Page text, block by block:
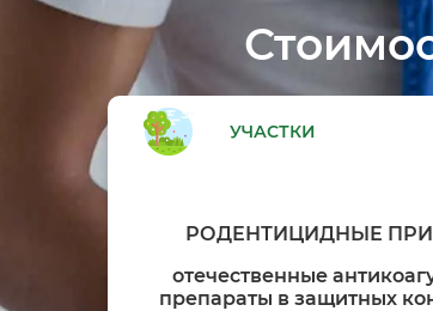
УЧАСТКИ
РОДЕНТИЦИДНЫЕ
отечественные
препараты в защитных